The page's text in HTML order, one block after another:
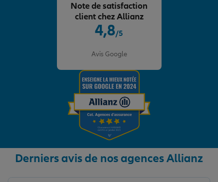
4,8/5
Avis Google
Note de satisfaction
client chez Allianz
Derniers avis de nos agences Allianz